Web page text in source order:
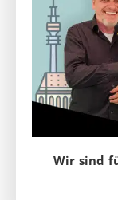
Wir sind